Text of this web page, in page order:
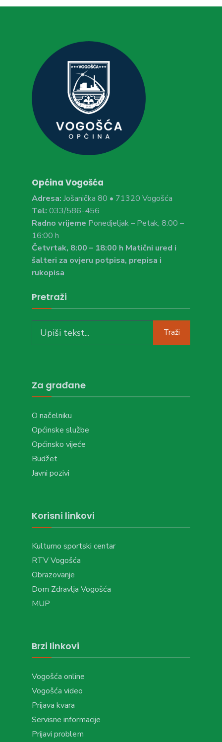
Općina Vogošća
Adresa: Jošanička 80 • 71320 Vogošća
Tel: 033/586-456
Radno vrijeme Ponedjeljak – Petak, 8:00 –
16:00 h
Četvrtak, 8:00 – 18:00 h Matični ured i
šalteri za ovjeru potpisa, prepisa i
rukopisa
Pretraži
for:
Traži
Za građane
O načelniku
Općinske službe
Općinsko vijeće
Budžet
Javni pozivi
Korisni linkovi
Kulturno sportski centar
RTV Vogošća
Obrazovanje
Dom Zdravlja Vogošća
MUP
Brzi linkovi
Vogošća online
Vogošća video
Prijava kvara
Servisne informacije
Prijavi problem